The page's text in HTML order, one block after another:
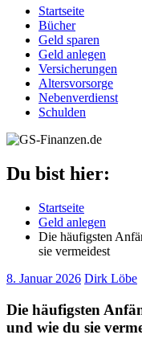
Startseite
Bücher
Geld sparen
Geld anlegen
Versicherungen
Altersvorsorge
Nebenverdienst
Schulden
Du bist hier:
Startseite
Geld anlegen
Die häufigsten
sie vermeidest
8. Januar 2026 Dirk Löbe
Die häufigsten
und wie du sie